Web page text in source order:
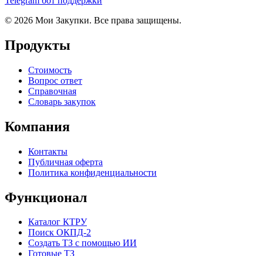
© 2026 Мои Закупки. Все права защищены.
Продукты
Стоимость
Вопрос ответ
Справочная
Словарь закупок
Компания
Контакты
Публичная оферта
Политика конфиденциальности
Функционал
Каталог КТРУ
Поиск ОКПД-2
Создать ТЗ с помощью ИИ
Готовые ТЗ